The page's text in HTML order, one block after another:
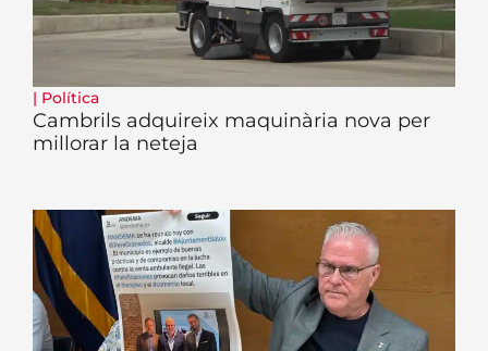
| Política
Cambrils adquireix maquinària nova per
millorar la neteja